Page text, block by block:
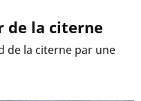
de la citerne
de la citerne par une